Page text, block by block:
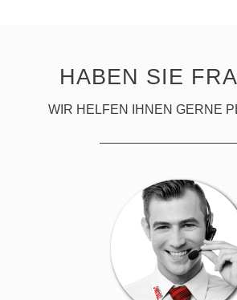
HABEN SIE
WIR HELFEN IHNEN GERNE